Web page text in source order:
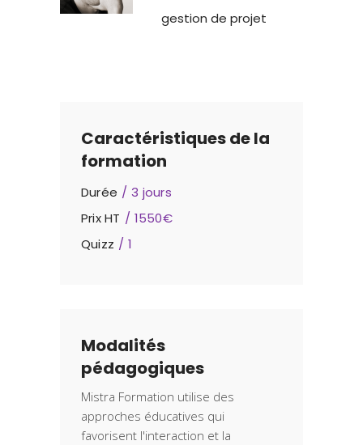
gestion de projet
Caractéristiques de la
formation
Durée
3 jours
Prix HT
1550€
Quizz
1
Modalités
pédagogiques
Mistra Formation utilise des
approches éducatives qui
favorisent l'interaction et la